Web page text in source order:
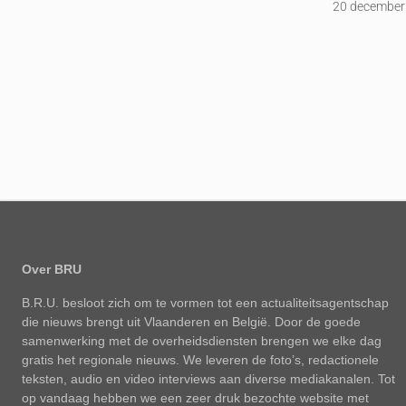
20
Over BRU
B.R.U. besloot zich om te vormen tot een actualiteitsagentschap
die nieuws brengt uit Vlaanderen en België. Door de goede
samenwerking met de overheidsdiensten brengen we elke dag
gratis het regionale nieuws. We leveren de foto’s, redactionele
teksten, audio en video interviews aan diverse mediakanalen. Tot
op vandaag hebben we een zeer druk bezochte website met